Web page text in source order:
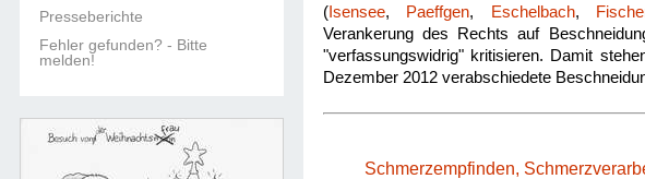
Presseberichte
Fehler gefunden? - Bitte
melden!
( Isensee, Paeffgen, Eschelbach,
Verankerung des Rechts auf
"verfassungswidrig" kritisieren. Damit
Dezember 2012 verabschiedete
Schmerzempfinden,